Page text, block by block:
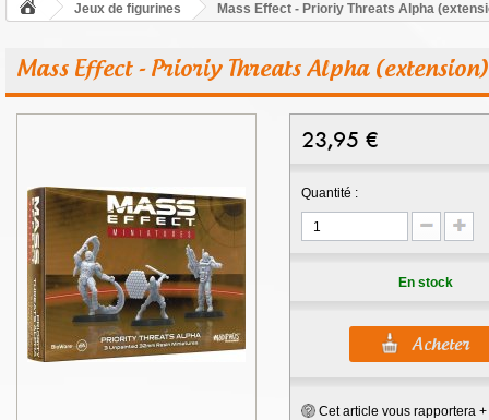
Jeux de figurines Mass Effect - Prioriy Threats Alpha
Mass Effect - Prioriy Threats Alpha (extension)
23,95 €
Quantité :
En stock
Cet article vous rapportera +